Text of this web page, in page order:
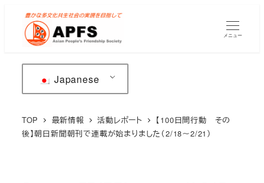
メニュー
Japanese
TOP 最新情報 活動レポート
【100日間行動 その
後】朝日新聞朝刊で連載が始まりました（2/18～2/21）